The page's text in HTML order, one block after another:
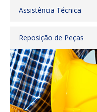
Assistência Técnica
Reposição de Peças